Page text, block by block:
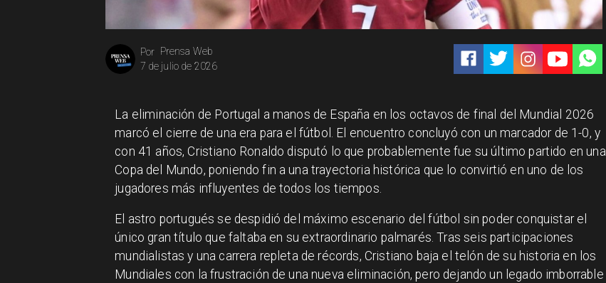
Prensa Web
Por
7 de julio de 2026
La eliminación de Portugal a manos de España en los octavos de final del Mundial 2026
marcó el cierre de una era para el fútbol. El encuentro concluyó con un marcador de 1-0, y
con 41 años, Cristiano Ronaldo disputó lo que probablemente fue su último partido en una
Copa del Mundo, poniendo fin a una trayectoria histórica que lo convirtió en uno de los
jugadores más influyentes de todos los tiempos.
El astro portugués se despidió del máximo escenario del fútbol sin poder conquistar el
único gran título que faltaba en su extraordinario palmarés. Tras seis participaciones
mundialistas y una carrera repleta de récords, Cristiano baja el telón de su historia en los
Mundiales con la frustración de una nueva eliminación, pero dejando un legado imborrable